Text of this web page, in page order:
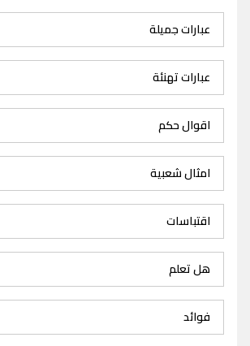
عبارات جميلة
عبارات تهنئة
اقوال حكم
امثال شعبية
اقتباسات
هل تعلم
فوائد